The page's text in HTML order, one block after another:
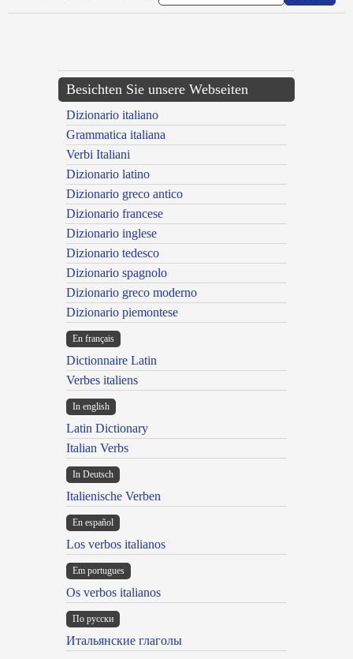
Besichten Sie unsere Webseiten
Dizionario italiano
Grammatica italiana
Verbi Italiani
Dizionario latino
Dizionario greco antico
Dizionario francese
Dizionario inglese
Dizionario tedesco
Dizionario spagnolo
Dizionario greco moderno
Dizionario piemontese
En français
Dictionnaire Latin
Verbes italiens
In english
Latin Dictionary
Italian Verbs
In Deutsch
Italienische Verben
En español
Los verbos italianos
Em portugues
Os verbos italianos
По русски
Итальянские глаголы